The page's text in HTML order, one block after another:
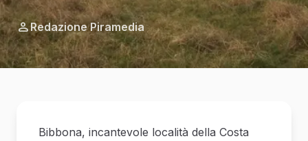
Redazione Piramedia
Bibbona, incantevole località della Costa